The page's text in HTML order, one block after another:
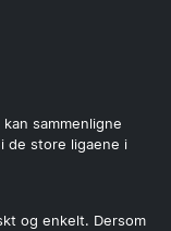
sammenligne
de store ligaene i
og enkelt. Dersom